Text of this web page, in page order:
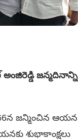
జన్మదినాన్ని
జన్మించిన ఆయన
శుభాకాంక్షలు